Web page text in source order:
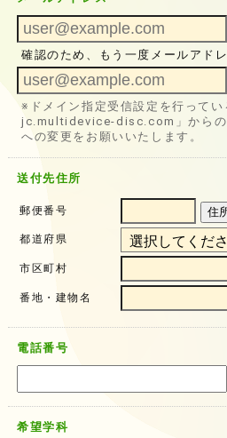
確認のため、もう一度メールアド
※ドメイン指定受信設定を行って
jc.multidevice-disc.com」からの
への変更をお願いいたします。
送付先住所
郵便番号 住
都道府県
市区町村
番地・建物名
電話番号
希望学科